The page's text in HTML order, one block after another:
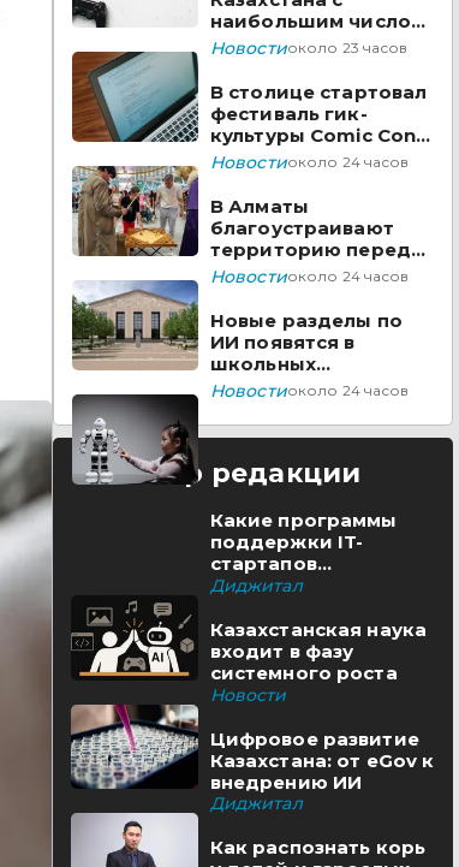
наибольшим числом
вакансий на Enbek.kz
Новостиоколо 23 часов
В столице стартовал
фестиваль гик-
культуры Comic Con
Astana 2026
Новостиоколо 24 часов
В Алматы
благоустраивают
территорию перед
ТЮЗом
Новостиоколо 24 часов
Новые разделы по
ИИ появятся в
школьных
предметах
Новостиоколо 24 часов
Выбор редакции
Какие программы
поддержки IT-
стартапов
реализуются в
Диджитал
Казахстанская наука
входит в фазу
системного роста
Новости
Цифровое развитие
Казахстана: от eGov к
внедрению ИИ
Диджитал
Как распознать корь